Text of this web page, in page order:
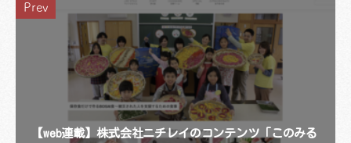
Prev
【web連載】株式会社ニチレイのコンテンツ「このみる